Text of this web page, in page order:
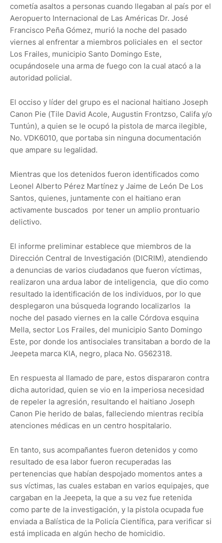
cometía asaltos a personas cuando llegaban al país por el
Aeropuerto Internacional de Las Américas Dr. José
Francisco Peña Gómez, murió la noche del pasado
viernes al enfrentar a miembros policiales en el sector
Los Frailes, municipio Santo Domingo Este,
ocupándosele una arma de fuego con la cual atacó a la
autoridad policial.
El occiso y líder del grupo es el nacional haitiano Joseph
Canon Pie (Tile David Acole, Augustin Frontzso, Califa y/o
Tuntún), a quien se le ocupó la pistola de marca ilegible,
No. VDK6010, que portaba sin ninguna documentación
que ampare su legalidad.
Mientras que los detenidos fueron identificados como
Leonel Alberto Pérez Martínez y Jaime de León De Los
Santos, quienes, juntamente con el haitiano eran
activamente buscados por tener un amplio prontuario
delictivo.
El informe preliminar establece que miembros de la
Dirección Central de Investigación (DICRIM), atendiendo
a denuncias de varios ciudadanos que fueron víctimas,
realizaron una ardua labor de inteligencia, que dio como
resultado la identificación de los individuos, por lo que
desplegaron una búsqueda logrando localizarlos la
noche del pasado viernes en la calle Córdova esquina
Mella, sector Los Frailes, del municipio Santo Domingo
Este, por donde los antisociales transitaban a bordo de la
Jeepeta marca KIA, negro, placa No. G562318.
En respuesta al llamado de pare, estos dispararon contra
dicha autoridad, quien se vio en la imperiosa necesidad
de repeler la agresión, resultando el haitiano Joseph
Canon Pie herido de balas, falleciendo mientras recibía
atenciones médicas en un centro hospitalario.
En tanto, sus acompañantes fueron detenidos y como
resultado de esa labor fueron recuperadas las
pertenencias que habían despojado momentos antes a
sus víctimas, las cuales estaban en varios equipajes, que
cargaban en la Jeepeta, la que a su vez fue retenida
como parte de la investigación, y la pistola ocupada fue
enviada a Balística de la Policía Científica, para verificar si
está implicada en algún hecho de homicidio.